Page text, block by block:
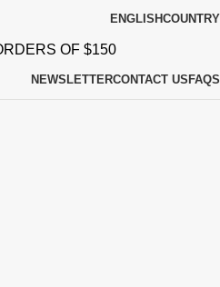
ENGLISHCOUNTRY
OF $150
NEWSLETTERCONTACT US FAQS